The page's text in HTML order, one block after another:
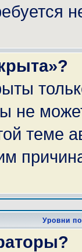
не
теме
Уровни